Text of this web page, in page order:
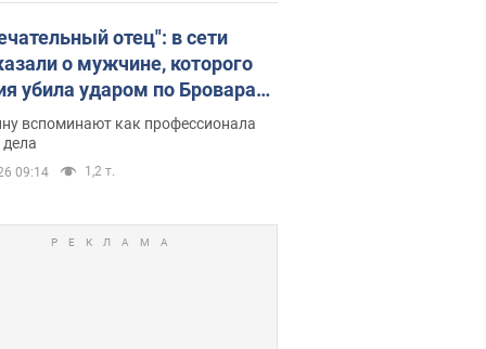
отец": в сети
о мужчине, которого
убила ударом по Броварам.
вспоминают как профессионала
дела
09:14 1,2 т.